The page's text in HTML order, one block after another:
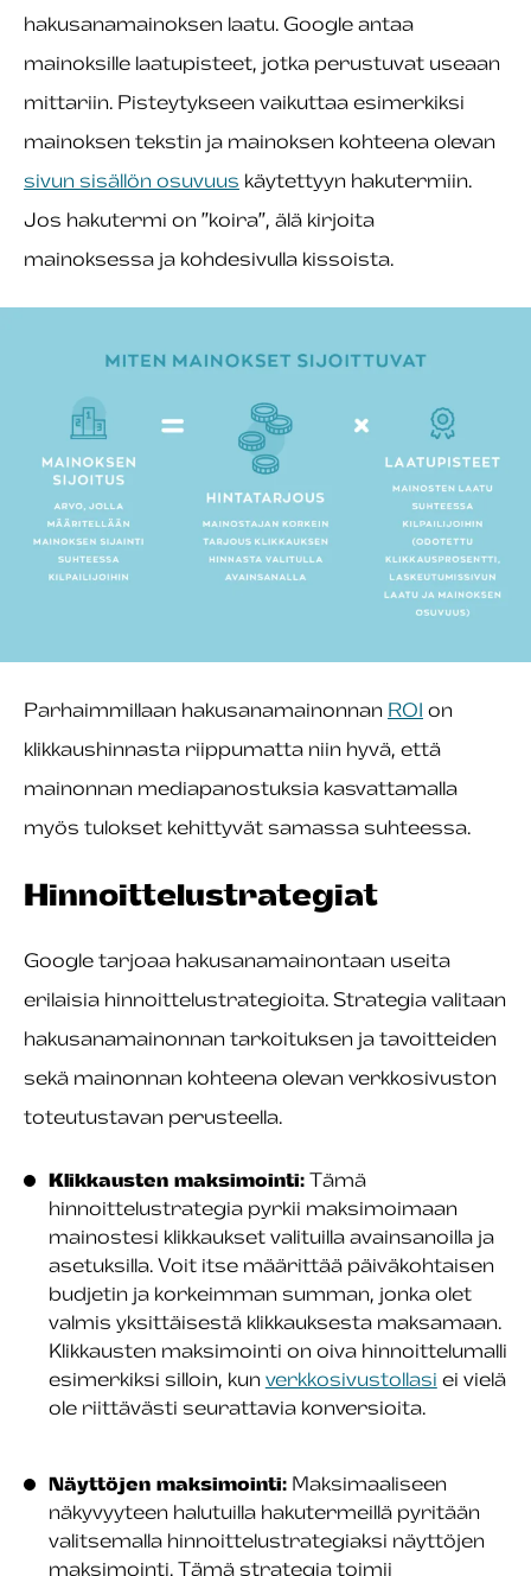
hakusanamainoksen laatu. Google antaa
mainoksille laatupisteet, jotka perustuvat useaan
mittariin. Pisteytykseen vaikuttaa esimerkiksi
mainoksen tekstin ja mainoksen kohteena olevan
sivun sisällön osuvuus käytettyyn hakutermiin.
Jos hakutermi on ”koira”, älä kirjoita
mainoksessa ja kohdesivulla kissoista.
Parhaimmillaan hakusanamainonnan ROI on
klikkaushinnasta riippumatta niin hyvä, että
mainonnan mediapanostuksia kasvattamalla
myös tulokset kehittyvät samassa suhteessa.
Hinnoittelustrategiat
Google tarjoaa hakusanamainontaan useita
erilaisia hinnoittelustrategioita. Strategia valitaan
hakusanamainonnan tarkoituksen ja tavoitteiden
sekä mainonnan kohteena olevan verkkosivuston
toteutustavan perusteella.
Klikkausten maksimointi:Tämä
hinnoittelustrategia pyrkii maksimoimaan
mainostesi klikkaukset valituilla avainsanoilla ja
asetuksilla. Voit itse määrittää päiväkohtaisen
budjetin ja korkeimman summan, jonka olet
valmis yksittäisestä klikkauksesta maksamaan.
Klikkausten maksimointi on oiva hinnoittelumalli
esimerkiksi silloin, kun verkkosivustollasi ei vielä
ole riittävästi seurattavia konversioita.
Näyttöjen maksimointi:Maksimaaliseen
näkyvyyteen halutuilla hakutermeillä pyritään
valitsemalla hinnoittelustrategiaksi näyttöjen
maksimointi. Tämä strategia toimii